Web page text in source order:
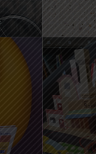
19 Juin
ville